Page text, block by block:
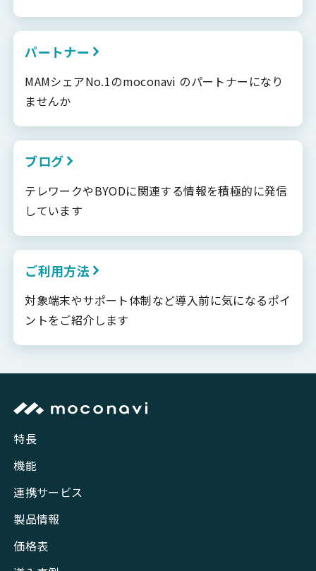
パートナー
MAMシェアNo.1のmoconavi のパートナーになり
ませんか
ブログ
テレワークやBYODに関連する情報を積極的に発信
しています
ご利用方法
対象端末やサポート体制など導入前に気になるポイ
ントをご紹介します
特長
機能
連携サービス
製品情報
価格表